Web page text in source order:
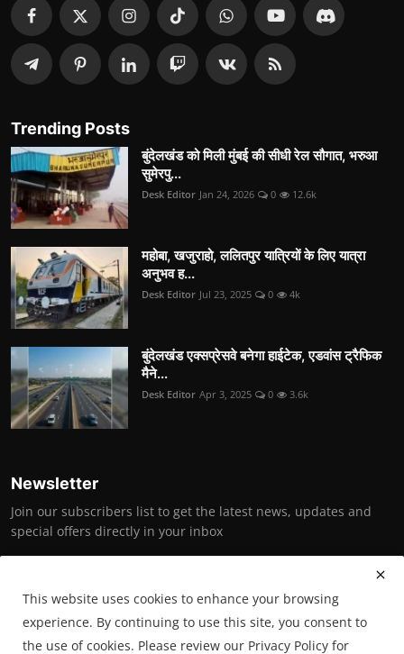
Trending Posts
बुंदेलखंड को मिली मुंबई की सीधी रेल सौगात, भरुआ
सुमेरपु...
Desk Editor Jan 24, 2026 0 12.6k
महोबा, खजुराहो, ललितपुर यात्रियों के लिए यात्रा
अनुभव ह...
Desk Editor Jul 23, 2025 0 4k
बुंदेलखंड एक्सप्रेसवे बनेगा हाईटेक, एडवांस ट्रैफिक
मैने...
Desk Editor Apr 3, 2025 0 3.6k
Newsletter
Join our subscribers list to get the latest news, updates and
special offers directly in your inbox
Subscribe
This website uses cookies to enhance your browsing
experience. By continuing to use this site, you consent to
the use of cookies. Please review our Privacy Policy for